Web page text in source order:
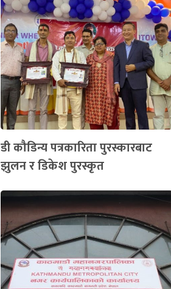
डी कौडिन्य पत्रकारिता पुरस्कारबाट
झुलन र डिकेश पुरस्कृत